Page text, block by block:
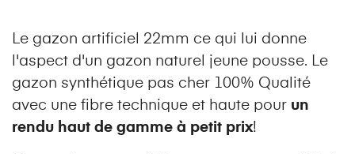
Le gazon artificiel 22mm ce qui lui donne
l'aspect d'un gazon naturel jeune pousse. Le
gazon synthétique pas cher 100% Qualité
avec une fibre technique et haute pour un
rendu haut de gamme à petit prix!